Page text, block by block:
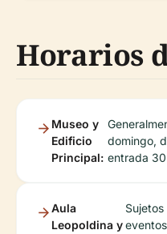
Horarios
Museo y
Edificio
Principal:
domingo,
entrada
Aula
Leopoldina y